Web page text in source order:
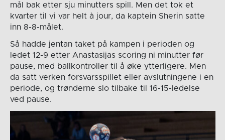
mål bak etter sju minutters spill. Men det tok et
kvarter til vi var helt à jour, da kaptein Sherin satte
inn 8-8-målet.
Så hadde jentan taket på kampen i perioden og
ledet 12-9 etter Anastasijas scoring ni minutter før
pause, med ballkontroller til å øke ytterligere. Men
da satt verken forsvarsspillet eller avslutningene i en
periode, og trønderne slo tilbake til 16-15-ledelse
ved pause.